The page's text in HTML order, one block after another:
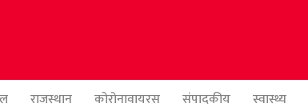
राजस्थान कोरोनावायरस संपादकीय स्वास्थ्य